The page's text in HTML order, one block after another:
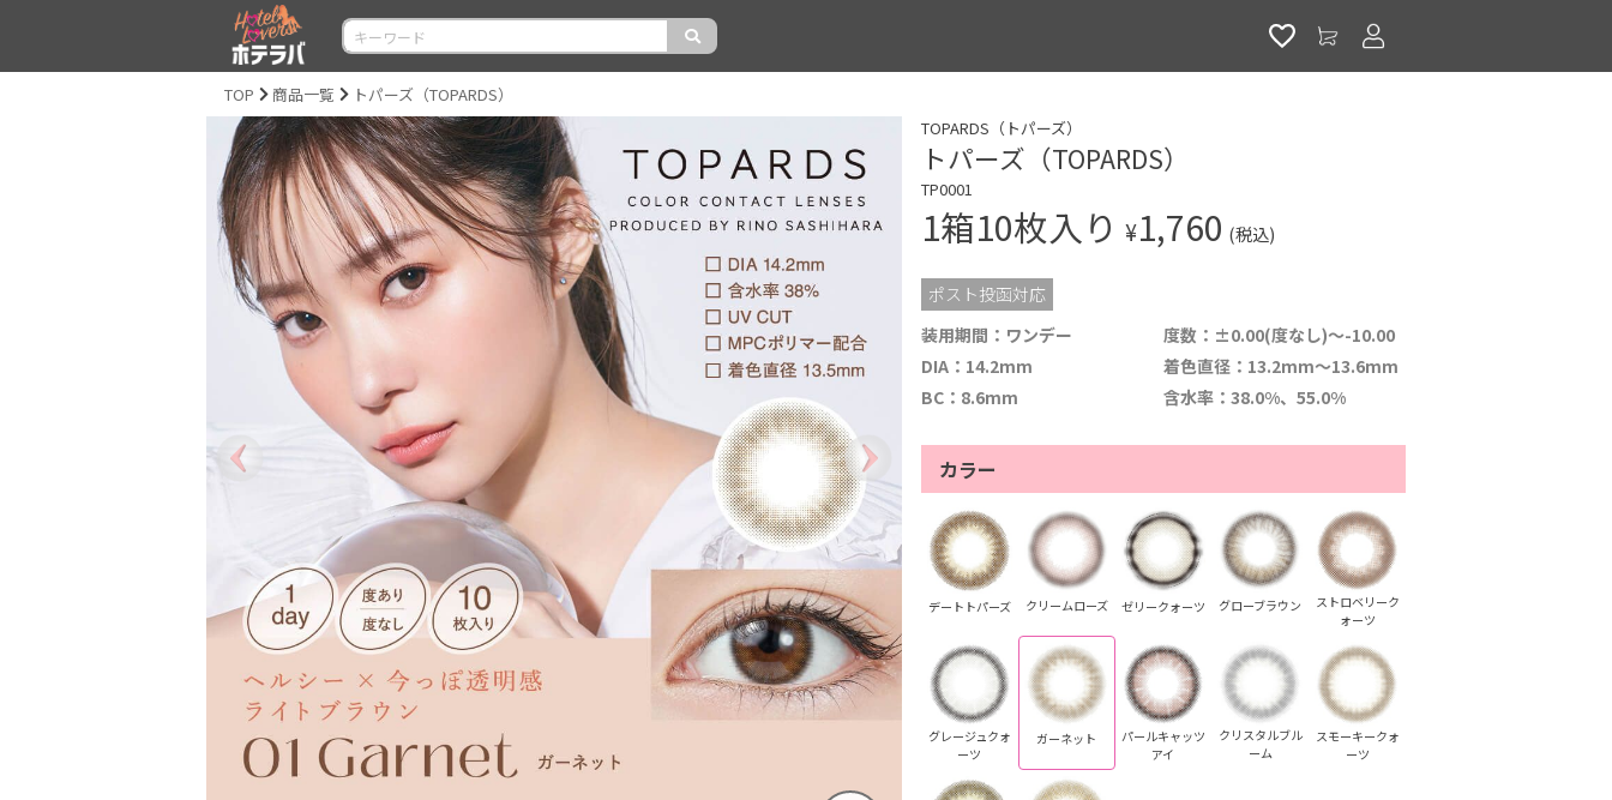
TOP 商品一覧 トパーズ（TOPARDS）
TOPARDS（トパーズ）
トパーズ（TOPARDS）
TP0001
1箱10枚入り ¥1,760 (税込)
ポスト投函対応
装用期間：ワンデー
度数：±0.00(度なし)～-10.00
DIA：14.2mm
着色直径：13.2mm～13.6mm
BC：8.6mm
含水率：38.0%、55.0%
カラー
デートトパーズ クリームローズ ゼリークォーツ グローブラウン
ストロベリーク
ォーツ
グレージュクォ
ーツ
ガーネット
パールキャッツ
アイ
クリスタルブル
ーム
スモーキークォ
ーツ